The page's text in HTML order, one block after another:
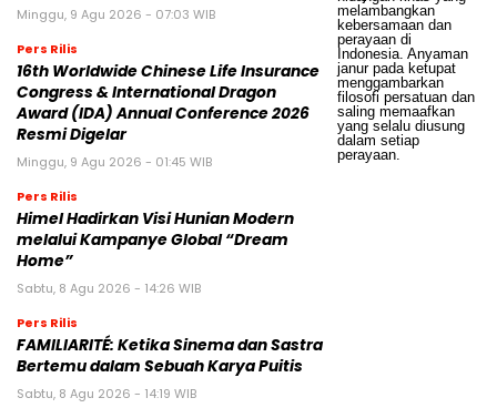
Minggu, 9 Agu 2026 - 07:03 WIB
Pers Rilis
16th Worldwide Chinese Life Insurance
Congress & International Dragon
Award (IDA) Annual Conference 2026
Resmi Digelar
Minggu, 9 Agu 2026 - 01:45 WIB
Pers Rilis
Himel Hadirkan Visi Hunian Modern
melalui Kampanye Global “Dream
Home”
Sabtu, 8 Agu 2026 - 14:26 WIB
Pers Rilis
FAMILIARITÉ: Ketika Sinema dan Sastra
Bertemu dalam Sebuah Karya Puitis
Sabtu, 8 Agu 2026 - 14:19 WIB